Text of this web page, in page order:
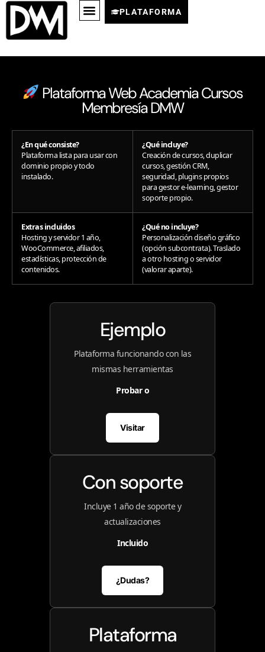
PLATAFORMA
Plataforma Web Academia Cursos
Membresía DMW
¿En qué consiste?
Plataforma lista para usar con
dominio propio y todo
instalado.
¿Qué incluye?
Creación de cursos, duplicar
cursos, gestión CRM,
seguridad, plugins propios
para gestor e-learning, gestor
soporte propio.
Extras incluidos
Hosting y servidor 1 año,
WooCommerce, afiliados,
estadísticas, protección de
contenidos.
¿Qué no incluye?
Personalización diseño gráfico
(opción subcontrata). Traslado
a otro hosting o servidor
(valorar aparte).
Ejemplo
Plataforma funcionando con las
mismas herramientas
Probar o
Visitar
Con soporte
Incluye 1 año de soporte y
actualizaciones
Incluido
¿Dudas?
Plataforma